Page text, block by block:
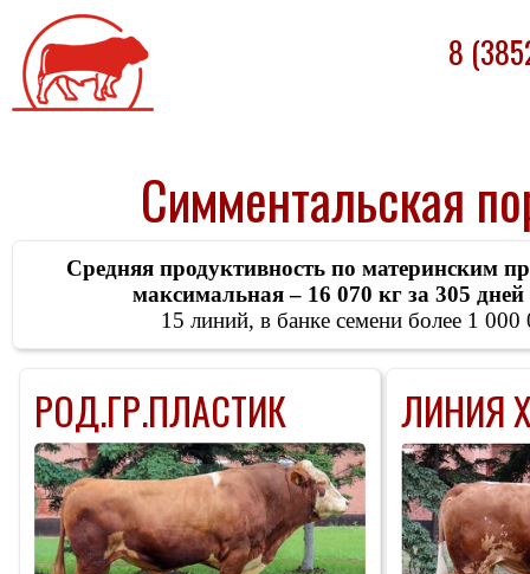
8
Симментальская
Средняя продуктивность по материнским
максимальная – 16 070 кг за 305
15 линий, в банке семени более 1 000
РОД.ГР.ПЛАСТИК ЛИНИЯ